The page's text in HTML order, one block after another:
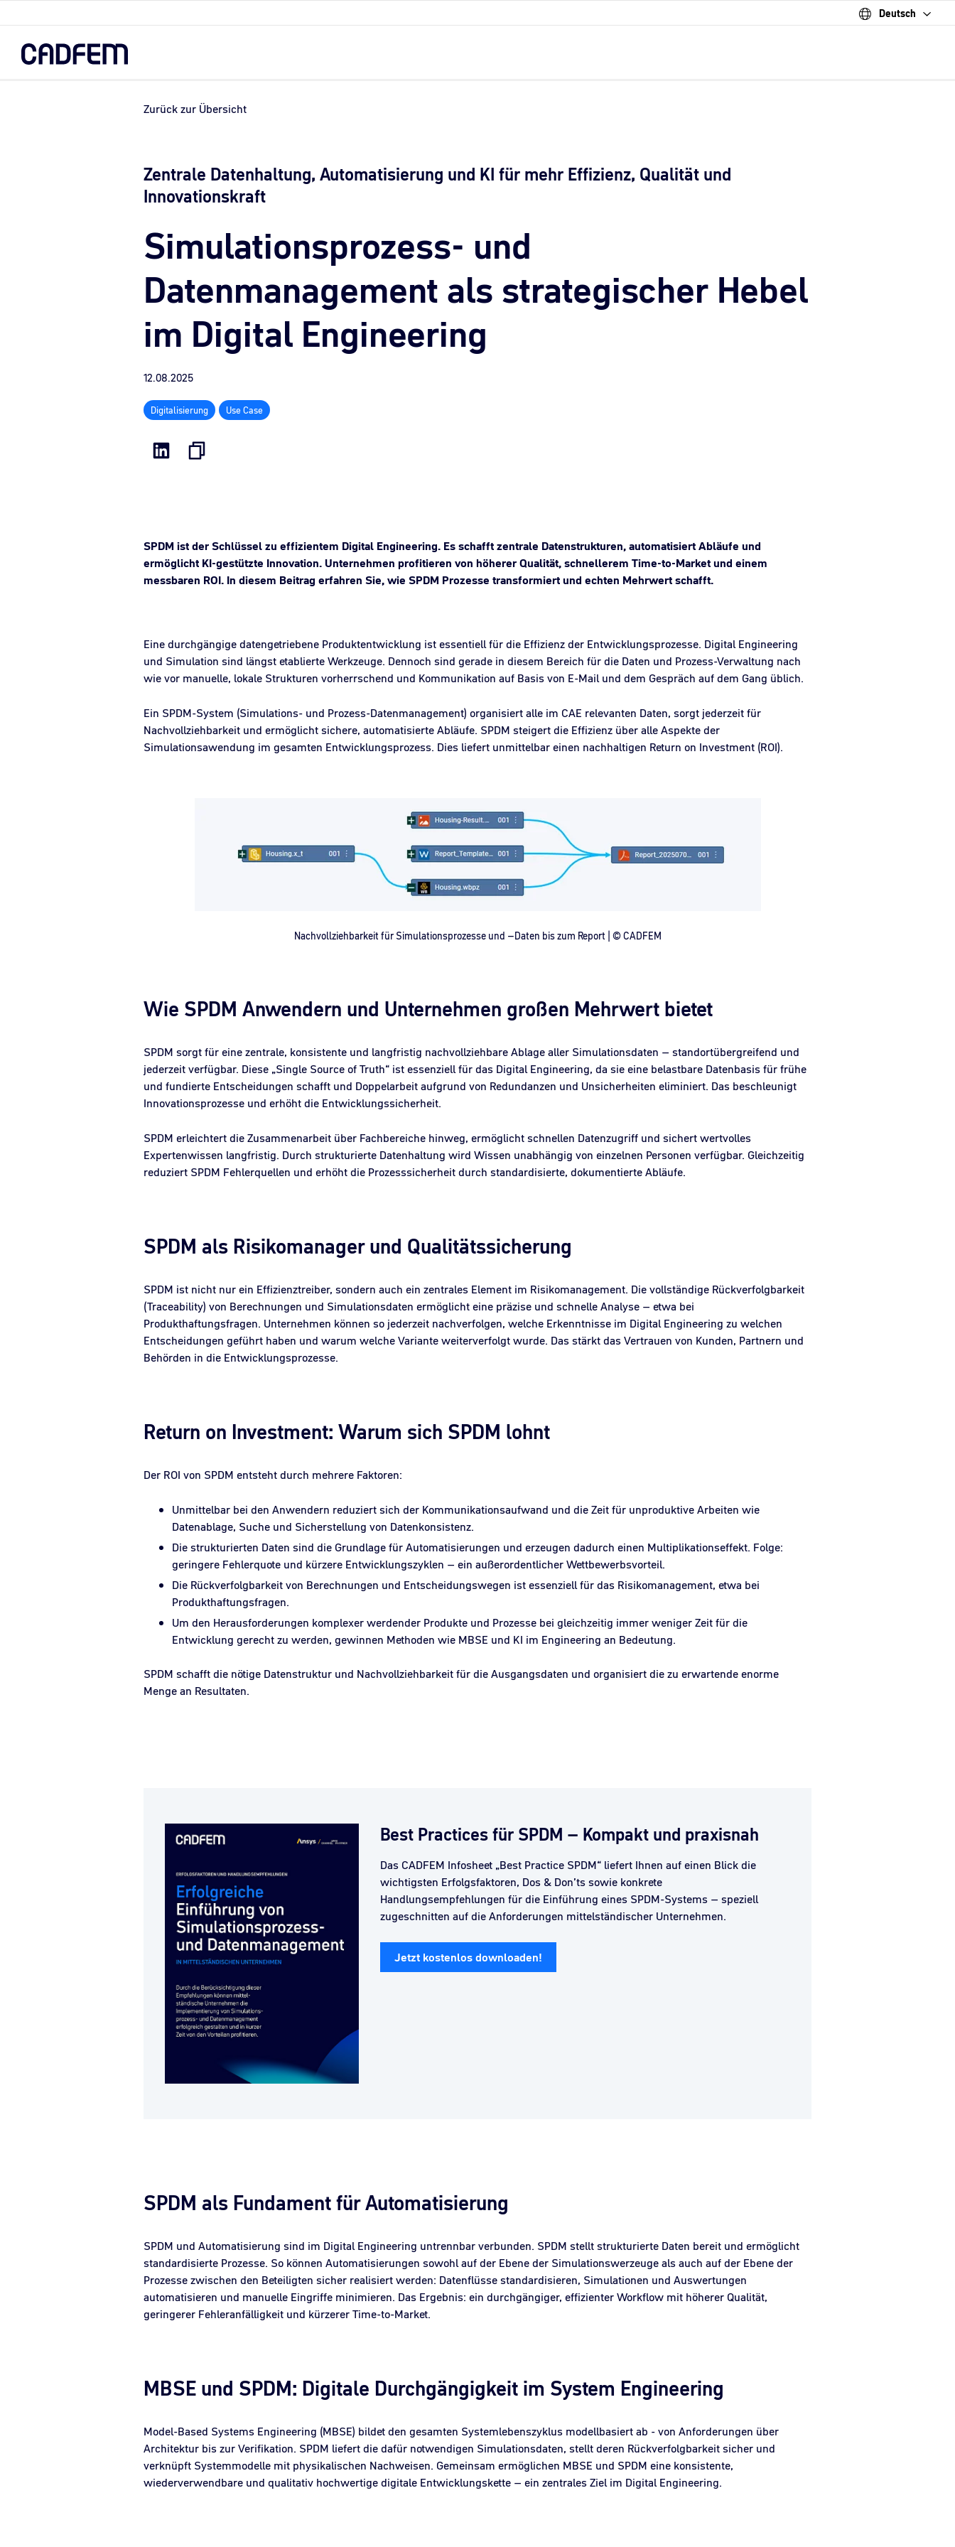
Deutsch
Zurück zur Übersicht
Zentrale Datenhaltung, Automatisierung und KI für mehr Effizienz, Qualität und
Innovationskraft
Simulationsprozess- und
Datenmanagement als strategischer Hebel
im Digital Engineering
12.08.2025
Digitalisierung Use Case
SPDM ist der Schlüssel zu effizientem Digital Engineering. Es schafft zentrale Datenstrukturen, automatisiert Abläufe und
ermöglicht KI-gestützte Innovation. Unternehmen profitieren von höherer Qualität, schnellerem Time-to-Market und einem
messbaren ROI. In diesem Beitrag erfahren Sie, wie SPDM Prozesse transformiert und echten Mehrwert schafft.
Eine durchgängige datengetriebene Produktentwicklung ist essentiell für die Effizienz der Entwicklungsprozesse. Digital Engineering
und Simulation sind längst etablierte Werkzeuge. Dennoch sind gerade in diesem Bereich für die Daten und Prozess-Verwaltung nach
wie vor manuelle, lokale Strukturen vorherrschend und Kommunikation auf Basis von E-Mail und dem Gespräch auf dem Gang üblich.
Ein SPDM-System (Simulations- und Prozess-Datenmanagement) organisiert alle im CAE relevanten Daten, sorgt jederzeit für
Nachvollziehbarkeit und ermöglicht sichere, automatisierte Abläufe. SPDM steigert die Effizienz über alle Aspekte der
Simulationsawendung im gesamten Entwicklungsprozess. Dies liefert unmittelbar einen nachhaltigen Return on Investment (ROI).
Nachvollziehbarkeit für Simulationsprozesse und –Daten bis zum Report | © CADFEM
Wie SPDM Anwendern und Unternehmen großen Mehrwert bietet
SPDM sorgt für eine zentrale, konsistente und langfristig nachvollziehbare Ablage aller Simulationsdaten – standortübergreifend und
jederzeit verfügbar. Diese „Single Source of Truth“ ist essenziell für das Digital Engineering, da sie eine belastbare Datenbasis für frühe
und fundierte Entscheidungen schafft und Doppelarbeit aufgrund von Redundanzen und Unsicherheiten eliminiert. Das beschleunigt
Innovationsprozesse und erhöht die Entwicklungssicherheit.
SPDM erleichtert die Zusammenarbeit über Fachbereiche hinweg, ermöglicht schnellen Datenzugriff und sichert wertvolles
Expertenwissen langfristig. Durch strukturierte Datenhaltung wird Wissen unabhängig von einzelnen Personen verfügbar. Gleichzeitig
reduziert SPDM Fehlerquellen und erhöht die Prozesssicherheit durch standardisierte, dokumentierte Abläufe.
SPDM als Risikomanager und Qualitätssicherung
SPDM ist nicht nur ein Effizienztreiber, sondern auch ein zentrales Element im Risikomanagement. Die vollständige Rückverfolgbarkeit
(Traceability) von Berechnungen und Simulationsdaten ermöglicht eine präzise und schnelle Analyse – etwa bei
Produkthaftungsfragen. Unternehmen können so jederzeit nachverfolgen, welche Erkenntnisse im Digital Engineering zu welchen
Entscheidungen geführt haben und warum welche Variante weiterverfolgt wurde. Das stärkt das Vertrauen von Kunden, Partnern und
Behörden in die Entwicklungsprozesse.
Return on Investment: Warum sich SPDM lohnt
Der ROI von SPDM entsteht durch mehrere Faktoren:
Unmittelbar bei den Anwendern reduziert sich der Kommunikationsaufwand und die Zeit für unproduktive Arbeiten wie
Datenablage, Suche und Sicherstellung von Datenkonsistenz.
Die strukturierten Daten sind die Grundlage für Automatisierungen und erzeugen dadurch einen Multiplikationseffekt. Folge:
geringere Fehlerquote und kürzere Entwicklungszyklen – ein außerordentlicher Wettbewerbsvorteil.
Die Rückverfolgbarkeit von Berechnungen und Entscheidungswegen ist essenziell für das Risikomanagement, etwa bei
Produkthaftungsfragen.
Um den Herausforderungen komplexer werdender Produkte und Prozesse bei gleichzeitig immer weniger Zeit für die
Entwicklung gerecht zu werden, gewinnen Methoden wie MBSE und KI im Engineering an Bedeutung.
SPDM schafft die nötige Datenstruktur und Nachvollziehbarkeit für die Ausgangsdaten und organisiert die zu erwartende enorme
Menge an Resultaten.
Best Practices für SPDM – Kompakt und praxisnah
Das CADFEM Infosheet „Best Practice SPDM“ liefert Ihnen auf einen Blick die
wichtigsten Erfolgsfaktoren, Dos & Don’ts sowie konkrete
Handlungsempfehlungen für die Einführung eines SPDM-Systems – speziell
zugeschnitten auf die Anforderungen mittelständischer Unternehmen.
Jetzt kostenlos downloaden!
SPDM als Fundament für Automatisierung
SPDM und Automatisierung sind im Digital Engineering untrennbar verbunden. SPDM stellt strukturierte Daten bereit und ermöglicht
standardisierte Prozesse. So können Automatisierungen sowohl auf der Ebene der Simulationswerzeuge als auch auf der Ebene der
Prozesse zwischen den Beteiligten sicher realisiert werden: Datenflüsse standardisieren, Simulationen und Auswertungen
automatisieren und manuelle Eingriffe minimieren. Das Ergebnis: ein durchgängiger, effizienter Workflow mit höherer Qualität,
geringerer Fehleranfälligkeit und kürzerer Time-to-Market.
MBSE und SPDM: Digitale Durchgängigkeit im System Engineering
Model-Based Systems Engineering (MBSE) bildet den gesamten Systemlebenszyklus modellbasiert ab - von Anforderungen über
Architektur bis zur Verifikation. SPDM liefert die dafür notwendigen Simulationsdaten, stellt deren Rückverfolgbarkeit sicher und
verknüpft Systemmodelle mit physikalischen Nachweisen. Gemeinsam ermöglichen MBSE und SPDM eine konsistente,
wiederverwendbare und qualitativ hochwertige digitale Entwicklungskette – ein zentrales Ziel im Digital Engineering.